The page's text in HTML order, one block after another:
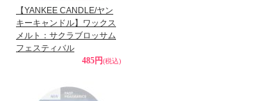
【YANKEE CANDLE/ヤン
キーキャンドル】ワックス
メルト：サクラブロッサム
フェスティバル
485円(税込)